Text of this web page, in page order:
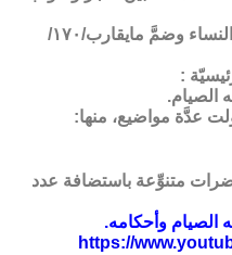
استهدف البرنامج فئتي اليافعات والنساء وضمَّ مايقارب/١٧٠/
:
الصيام.
عدَّة مواضيع، منها:
متنوِّعة باستضافة عدد
وأحكامه.
https://